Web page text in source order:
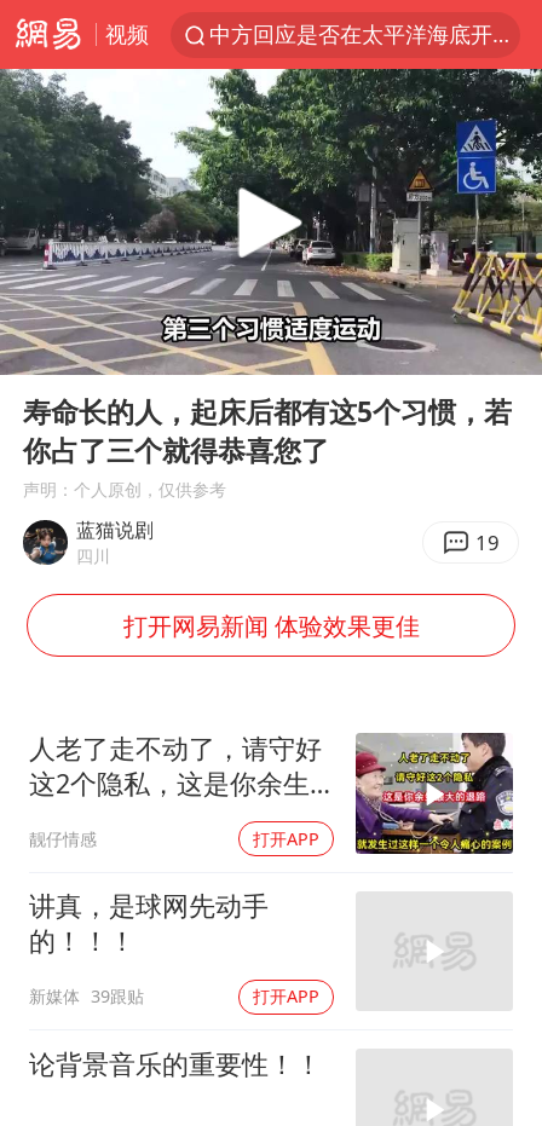
视频
中方回应是否在太平洋海底开采稀土
宇树科技发行价格150.80元/股
外交部发言人就广岛核爆81周年等答记者问
吉林一“温度计大楼”读数爆表
贵州轮胎子公司获美国退税8136万
台风白海豚影响中国已成定局
我国编制完成新版全月地质图
中国五箭齐发反制美国
27岁女子成组织卖淫集团主犯被通缉
多地要求领导干部带头休假
村民谈“梅姨”：叫的其实是“媒姨”
泰国一女公务员妆容引争议 本人回应
郑国霖回应去景区上班被保安拦下
东方甄选被判赔偿江小白30万元
奋进开新局 实干挑大梁
Play
00:00
寿命长的人，起床后都有这5个习惯，若
你占了三个就得恭喜您了
声明：个人原创，仅供参考
蓝猫说剧
四川 19
打开网易新闻 体验效果更佳
人老了走不动了，请守好
这2个隐私，这是你余生
靓仔情感 打开APP
讲真，是球网先动手
的！！！
新媒体 39跟贴 打开APP
论背景音乐的重要性！！